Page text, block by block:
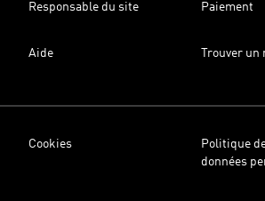
Responsable du site Paiement
Aide Trouver
Cookies
Politique
données